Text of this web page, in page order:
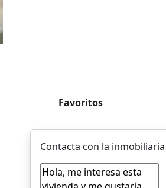
Favoritos
Contacta con la inmobiliaria